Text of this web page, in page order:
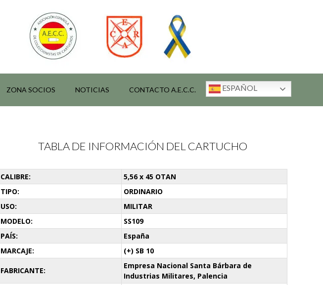
ZONA SOCIOS NOTICIAS CONTACTO A.E.C.C. ESPAÑOL
TABLA DE INFORMACIÓN DEL CARTUCHO
CALIBRE:
5,56 x 45 OTAN
TIPO:
ORDINARIO
USO:
MILITAR
MODELO:
SS109
PAÍS:
España
MARCAJE:
(+) SB 10
FABRICANTE:
Empresa Nacional Santa Bárbara de
Industrias Militares, Palencia